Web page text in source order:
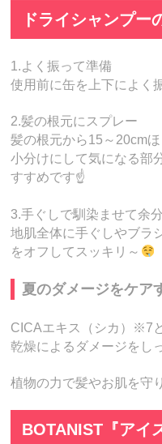
ドライシャンプー
1.よく振って準備
使用前に缶を上下によく
2.髪の根元にスプレー
髪の根元から15～20cm
小分けにして気になる部
すすめです☝️
3.手ぐしで馴染ませて余
地肌全体に手ぐしやブラ
をオフしてスッキリ～
夏のダメージをケア
CICAエキス（シカ）※7
乾燥によるダメージをし
植物の力で髪やお肌を守
BOTANIST『アイ